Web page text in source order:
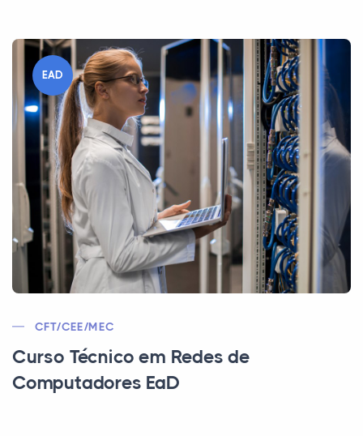
EAD
CFT/CEE/MEC
Curso Técnico em Redes de
Computadores EaD